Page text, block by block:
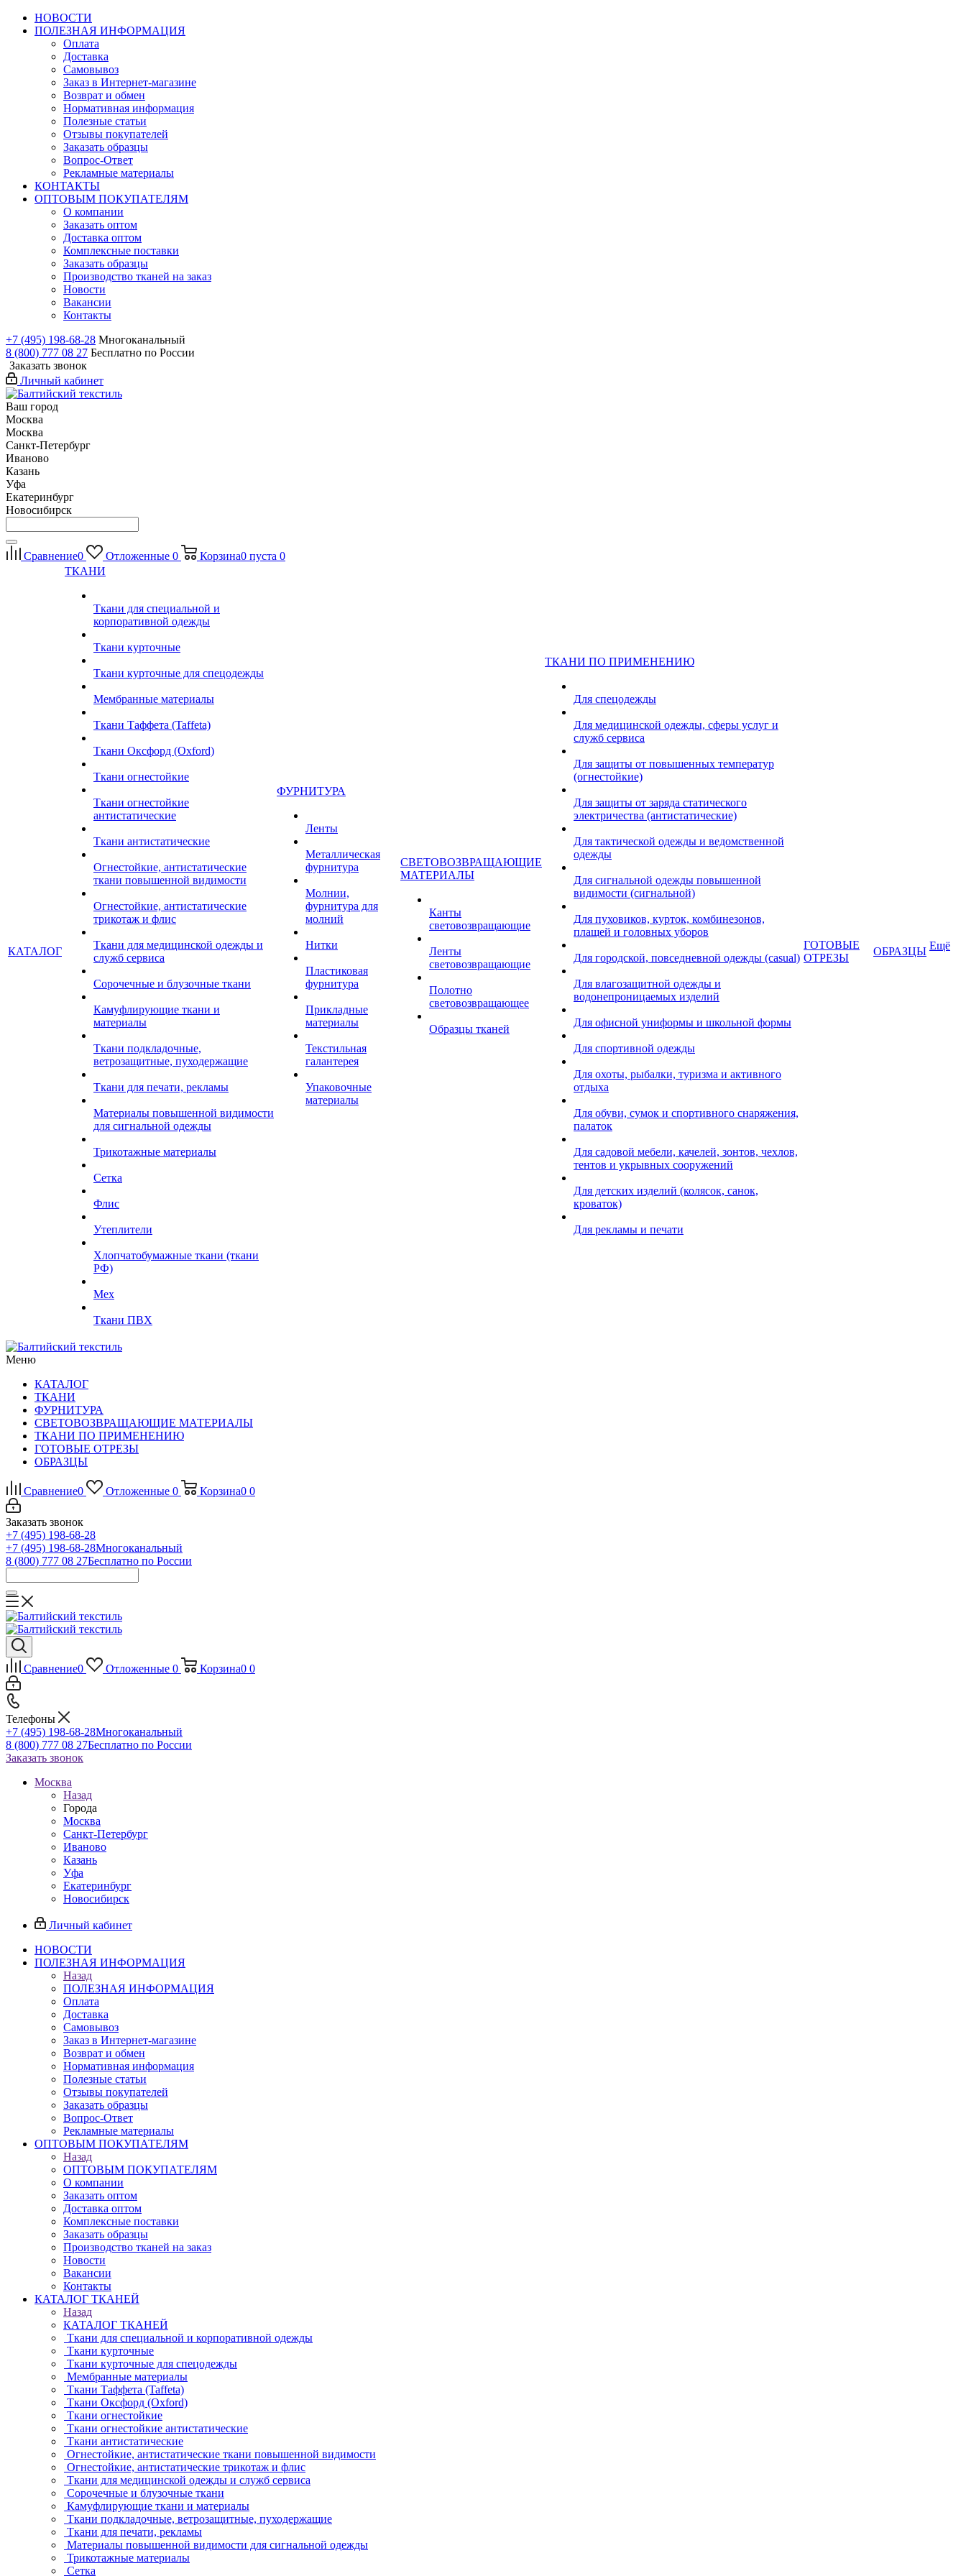
НОВОСТИ
ПОЛЕЗНАЯ ИНФОРМАЦИЯ
Оплата
Доставка
Самовывоз
Заказ в Интернет-магазине
Возврат и обмен
Нормативная информация
Полезные статьи
Отзывы покупателей
Заказать образцы
Вопрос-Ответ
Рекламные материалы
КОНТАКТЫ
ОПТОВЫМ ПОКУПАТЕЛЯМ
О компании
Заказать оптом
Доставка оптом
Комплексные поставки
Заказать образцы
Производство тканей на заказ
Новости
Вакансии
Контакты
+7 (495) 198-68-28 Многоканальный
8 (800) 777 08 27 Бесплатно по России
Заказать звонок
Личный кабинет
Ваш город
Москва
Москва
Санкт-Петербург
Иваново
Казань
Уфа
Екатеринбург
Новосибирск
Сравнение0 Отложенные 0 Корзина0 пуста 0
КАТАЛОГ
ТКАНИ
Ткани для специальной и
корпоративной одежды
Ткани курточные
Ткани курточные для спецодежды
Мембранные материалы
Ткани Таффета (Taffeta)
Ткани Оксфорд (Oxford)
Ткани огнестойкие
Ткани огнестойкие
антистатические
Ткани антистатические
Огнестойкие, антистатические
ткани повышенной видимости
Огнестойкие, антистатические
трикотаж и флис
Ткани для медицинской одежды и
служб сервиса
Сорочечные и блузочные ткани
Камуфлирующие ткани и
материалы
Ткани подкладочные,
ветрозащитные, пуходержащие
Ткани для печати, рекламы
Материалы повышенной видимости
для сигнальной одежды
Трикотажные материалы
Сетка
Флис
Утеплители
Хлопчатобумажные ткани (ткани
РФ)
Мех
Ткани ПВХ
ФУРНИТУРА
Ленты
Металлическая
фурнитура
Молнии,
фурнитура для
молний
Нитки
Пластиковая
фурнитура
Прикладные
материалы
Текстильная
галантерея
Упаковочные
материалы
СВЕТОВОЗВРАЩАЮЩИЕ
МАТЕРИАЛЫ
Канты
световозвращающие
Ленты
световозвращающие
Полотно
световозвращающее
Образцы тканей
ТКАНИ ПО ПРИМЕНЕНИЮ
Для спецодежды
Для медицинской одежды, сферы услуг и
служб сервиса
Для защиты от повышенных температур
(огнестойкие)
Для защиты от заряда статического
электричества (антистатические)
Для тактической одежды и ведомственной
одежды
Для сигнальной одежды повышенной
видимости (сигнальной)
Для пуховиков, курток, комбинезонов,
плащей и головных уборов
Для городской, повседневной одежды (casual)
Для влагозащитной одежды и
водонепроницаемых изделий
Для офисной униформы и школьной формы
Для спортивной одежды
Для охоты, рыбалки, туризма и активного
отдыха
Для обуви, сумок и спортивного снаряжения,
палаток
Для садовой мебели, качелей, зонтов, чехлов,
тентов и укрывных сооружений
Для детских изделий (колясок, санок,
кроваток)
Для рекламы и печати
ГОТОВЫЕ
ОТРЕЗЫ
ОБРАЗЦЫ Ещё
Меню
КАТАЛОГ
ТКАНИ
ФУРНИТУРА
СВЕТОВОЗВРАЩАЮЩИЕ МАТЕРИАЛЫ
ТКАНИ ПО ПРИМЕНЕНИЮ
ГОТОВЫЕ ОТРЕЗЫ
ОБРАЗЦЫ
Сравнение0 Отложенные 0 Корзина0 0
Заказать звонок
+7 (495) 198-68-28
+7 (495) 198-68-28Многоканальный
8 (800) 777 08 27Бесплатно по России
Сравнение0 Отложенные 0 Корзина0 0
Телефоны
+7 (495) 198-68-28Многоканальный
8 (800) 777 08 27Бесплатно по России
Заказать звонок
Москва
Назад
Города
Москва
Санкт-Петербург
Иваново
Казань
Уфа
Екатеринбург
Новосибирск
Личный кабинет
НОВОСТИ
ПОЛЕЗНАЯ ИНФОРМАЦИЯ
Назад
ПОЛЕЗНАЯ ИНФОРМАЦИЯ
Оплата
Доставка
Самовывоз
Заказ в Интернет-магазине
Возврат и обмен
Нормативная информация
Полезные статьи
Отзывы покупателей
Заказать образцы
Вопрос-Ответ
Рекламные материалы
ОПТОВЫМ ПОКУПАТЕЛЯМ
Назад
ОПТОВЫМ ПОКУПАТЕЛЯМ
О компании
Заказать оптом
Доставка оптом
Комплексные поставки
Заказать образцы
Производство тканей на заказ
Новости
Вакансии
Контакты
КАТАЛОГ ТКАНЕЙ
Назад
КАТАЛОГ ТКАНЕЙ
Ткани для специальной и корпоративной одежды
Ткани курточные
Ткани курточные для спецодежды
Мембранные материалы
Ткани Таффета (Taffeta)
Ткани Оксфорд (Oxford)
Ткани огнестойкие
Ткани огнестойкие антистатические
Ткани антистатические
Огнестойкие, антистатические ткани повышенной видимости
Огнестойкие, антистатические трикотаж и флис
Ткани для медицинской одежды и служб сервиса
Сорочечные и блузочные ткани
Камуфлирующие ткани и материалы
Ткани подкладочные, ветрозащитные, пуходержащие
Ткани для печати, рекламы
Материалы повышенной видимости для сигнальной одежды
Трикотажные материалы
Сетка